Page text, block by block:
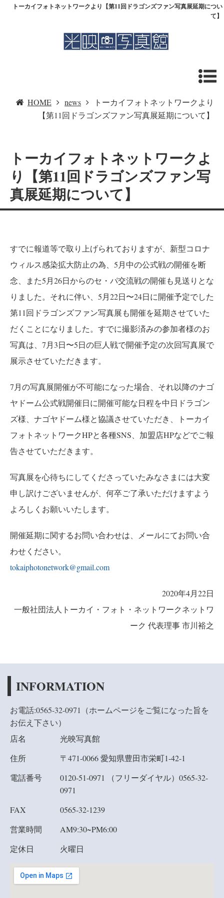
トーカイフォトネットワークより【第11回ドラゴンズファン写真展延期につい
て】
HOME news
トーカイフォトネットワークより
【第11回ドラゴンズファン写真展延期について】
トーカイフォトネットワークよ
り【第11回ドラゴンズファン写
真展延期について】
すでに報道等で取り上げられておりますが、新型コロナ
ウィルス感染拡大防止の為、5月中の公式戦の開催を断
念、また5月26日からのセ・パ交流戦の開催も見送りとな
りました。それに伴い、5月22日〜24日に開催予定でした
第11回ドラゴンズファン写真展も開催を延期させていた
だくことになりました。すでに撮影済みの参加者様のお
写真は、7月3日〜5日の巨人戦で開催予定の次回写真展で
展示させていただきます。
7月の写真展開催が不可能になった場合、それ以降のナゴ
ヤドーム公式戦開催日に開催可能な日程を中日ドラゴン
ズ様、ナゴヤドーム様と協議させていただき、トーカイ
フォトネットワークHPと各種SNS、加盟店HPなどでご報
告させていただきます。
写真展を心待ちにしてくださっていたみなさまには大変
申し訳けございませんが、何卒ご了承いただけますよう
よろしくお願いいたします。
開催延期に関するお問い合わせは、メールにてお問い合
わせください。
tokaiphotonetwork@gmail.com
2020年4月22日
一般社団法人トーカイ・フォト・ネットワークネットワ
ーク 代表理事 市川裕之
INFORMATION
お電話:0565-32-0971（ホームページをご覧になった旨を
お伝え下さい）
店名
光映写真館
住所
〒471-0066 愛知県豊田市栄町1-42-1
電話番号
0120-51-0971 （フリーダイヤル） 0565-32-
0971
FAX
0565-32-1239
営業時間
AM9:30~PM6:00
定休日
火曜日